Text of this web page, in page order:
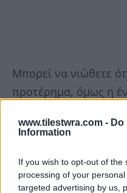
www.tilestwra.com -
Information
If you wish to opt-out of
processing of your
targeted advertising by us,
Μπορεί να νιώθετε
προτέρημα, όμως η
ανεξαρτησίας
στη συναισθηματική,
οι άνθρωποι έχουν
βοήθεια.